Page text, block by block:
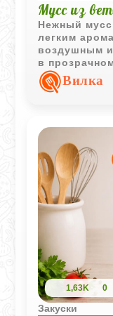
Мусс из
Нежный
легким
воздушным
в
особенно
Вилка
1,63K 0
Закуски